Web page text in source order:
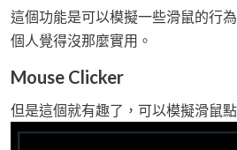
這個功能是可以模擬一些滑鼠的行
個人覺得沒那麼實用。
Mouse Clicker
但是這個就有趣了，可以模擬滑鼠